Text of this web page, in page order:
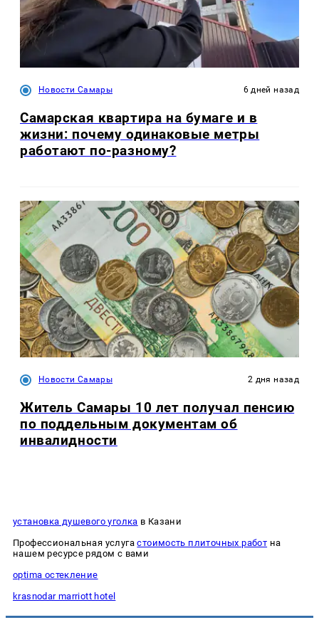
Новости Самары 6 дней назад
Самарская квартира на бумаге и в
жизни: почему одинаковые метры
работают по-разному?
Новости Самары 2 дня назад
Житель Самары 10 лет получал пенсию
по поддельным документам об
инвалидности
установка душевого уголка в Казани
Профессиональная услугастоимость плиточных работ на
нашем ресурсе рядом с вами
optima остекление
krasnodar marriott hotel